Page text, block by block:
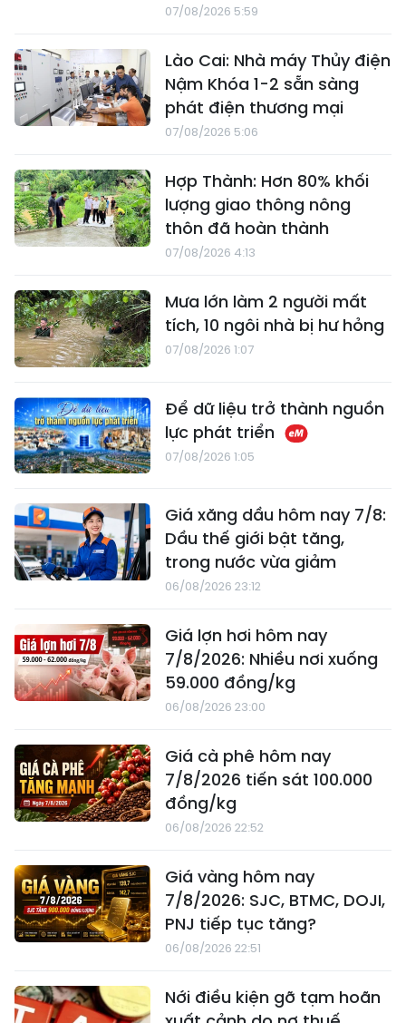
07/08/2026 5:59
Lào Cai: Nhà máy Thủy điện
Nậm Khóa 1-2 sẵn sàng
phát điện thương mại
07/08/2026 5:06
Hợp Thành: Hơn 80% khối
lượng giao thông nông
thôn đã hoàn thành
07/08/2026 4:13
Mưa lớn làm 2 người mất
tích, 10 ngôi nhà bị hư hỏng
07/08/2026 1:07
Để dữ liệu trở thành nguồn
lực phát triển
07/08/2026 1:05
Giá xăng dầu hôm nay 7/8:
Dầu thế giới bật tăng,
trong nước vừa giảm
06/08/2026 23:12
Giá lợn hơi hôm nay
7/8/2026: Nhiều nơi xuống
59.000 đồng/kg
06/08/2026 23:00
Giá cà phê hôm nay
7/8/2026 tiến sát 100.000
đồng/kg
06/08/2026 22:52
Giá vàng hôm nay
7/8/2026: SJC, BTMC, DOJI,
PNJ tiếp tục tăng?
06/08/2026 22:51
Nới điều kiện gỡ tạm hoãn